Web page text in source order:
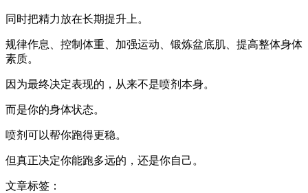
同时把精力放在长期提升上。
规律作息、控制体重、加强运动、锻炼盆底肌、提高整体身体
素质。
因为最终决定表现的，从来不是喷剂本身。
而是你的身体状态。
喷剂可以帮你跑得更稳。
但真正决定你能跑多远的，还是你自己。
文章标签：